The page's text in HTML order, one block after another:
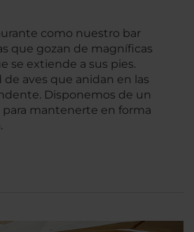
como nuestro bar
que gozan de magníficas
se extiende a sus pies.
de aves que anidan en las
Disponemos de un
mantenerte en forma